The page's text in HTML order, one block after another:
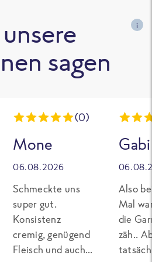
sagen
i
(0)
Mone
06.08.2026
Schmeckte uns
super gut.
Konsistenz
cremig, genügend
Fleisch und auch
Gabi
Also
Mal
die
zäh..